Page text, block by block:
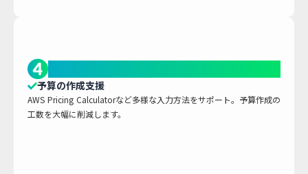
予算の作成支援
AWS Pricing Calculatorなど多様な入力方法をサポート。予算作成の
工数を大幅に削減します。